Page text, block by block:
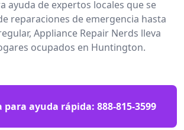
ayuda de expertos locales que se
reparaciones de emergencia hasta
Appliance Repair Nerds lleva
ocupados en Huntington.
para ayuda rápida: 888-815-3599